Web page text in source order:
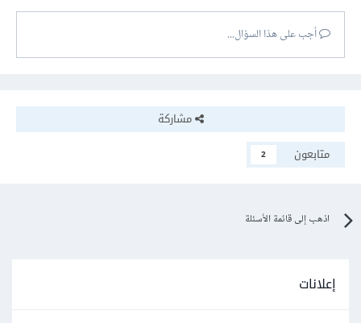
أجب على هذا السؤال...
مشاركة
متابعون
2
اذهب إلى قائمة الأسئلة
إعلانات